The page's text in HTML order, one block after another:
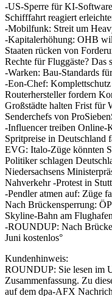
-US-Sperre für KI-
Schifffahrt reagiert
-Mobilfunk: Streit um
-Kapitalerhöhung: OHB
Staaten rücken von
Rechte für Fluggäste? Das
-Warken: Bau-Standards
-Eon-Chef:
Routerhersteller fordern
Großstädte halten Frist für
Senderchefs von
-Influencer treiben Online-
Spritpreise in
EVG: Italo-Züge könnten
Politiker schlagen
Niedersachsens
Nahverkehr -Protest in
-Pendler atmen auf: Züge
Nach Brückensperrung:
Skyline-Bahn am
-ROUNDUP: Nach
Juni kostenlos°
Kundenhinweis:
ROUNDUP: Sie lesen im
Zusammenfassung. Zu
auf dem dpa-AFX